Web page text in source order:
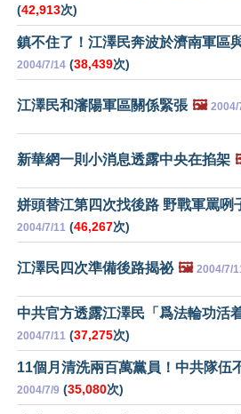
(42,913次)
鎮不住了！江澤民奔波於濟南軍區
2004/7/14 (38,439次)
江澤民和瀋陽軍區關係緊張 🖼️ 2004/
新華網一則小消息透露中央在掐架
姘頭替江第四次找後路 野戰軍罵咧
2004/7/11 (46,267次)
江澤民四次準備後路揭祕 🖼️ 2004/7/
中共官方透露江澤民「爲法輪功活
2004/7/11 (37,275次)
11個月清洗兩百萬黨員！中共隊伍
2004/7/9 (35,080次)